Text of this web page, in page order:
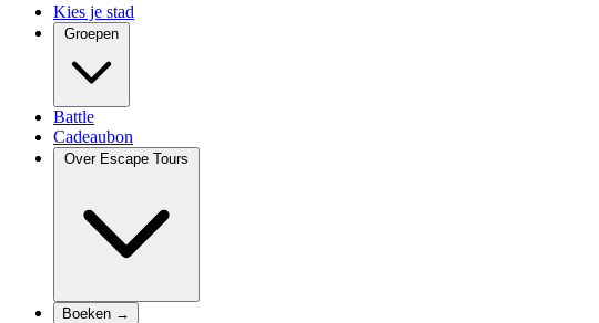
Kies je stad
Groepen
Battle
Cadeaubon
Over Escape Tours
Boeken →